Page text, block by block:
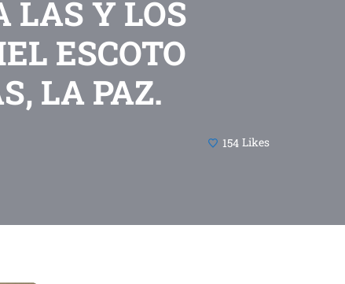
LAS Y LOS
ESCOTO
LA PAZ.
154 Likes